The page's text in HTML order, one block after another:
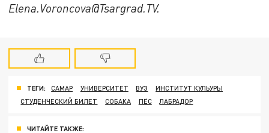
Elena.Voroncova@Tsargrad.TV.
ТЕГИ: САМАР УНИВЕРСИТЕТ ВУЗ
ИНСТИТУТ КУЛЬУРЫ
СТУДЕНЧЕСКИЙ БИЛЕТ
СОБАКА ПЁС ЛАБРАДОР
ЧИТАЙТЕ ТАКЖЕ: